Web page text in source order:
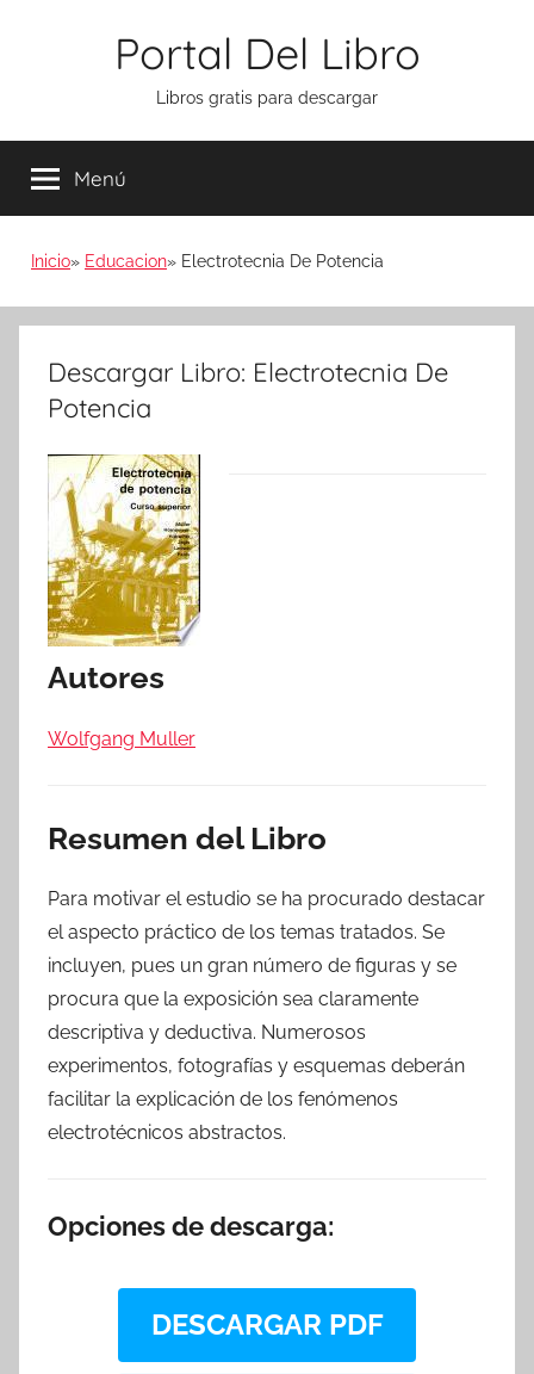
Portal Del Libro
Libros gratis para descargar
Menú
Inicio Educacion Electrotecnia De Potencia
Descargar Libro: Electrotecnia De
Potencia
Autores
Wolfgang Muller
Resumen del Libro
Para motivar el estudio se ha procurado destacar
el aspecto práctico de los temas tratados. Se
incluyen, pues un gran número de figuras y se
procura que la exposición sea claramente
descriptiva y deductiva. Numerosos
experimentos, fotografías y esquemas deberán
facilitar la explicación de los fenómenos
electrotécnicos abstractos.
Opciones de descarga:
DESCARGAR PDF